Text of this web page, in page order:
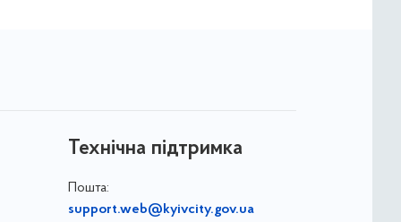
Технічна підтримка
Пошта:
support.web@kyivcity.gov.ua